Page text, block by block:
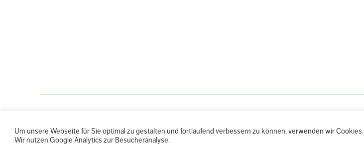
← ALLE VERANSTALTUNGEN
Um unsere Webseite für Sie optimal zu gestalten und fortlaufend verbessern zu können, verwenden wir Cookies.
Wir nutzen Google Analytics zur Besucheranalyse.